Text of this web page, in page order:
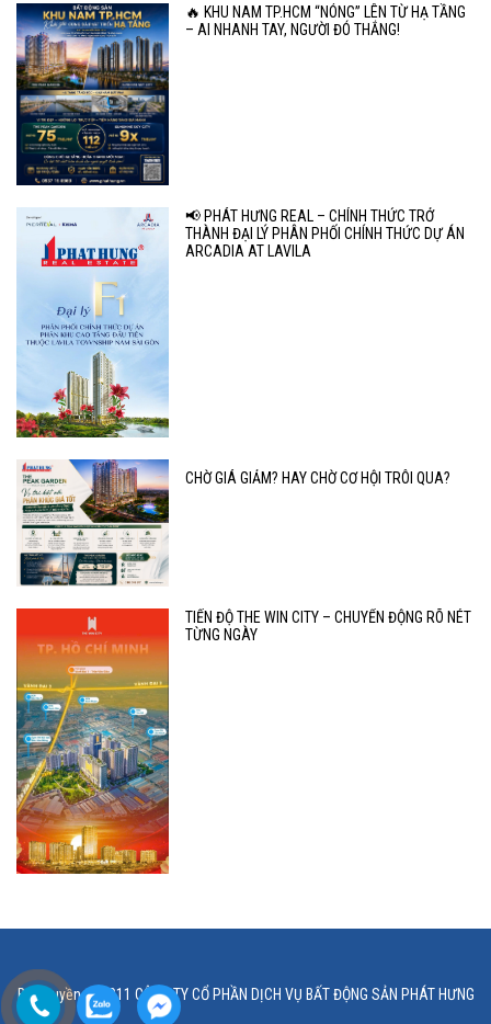
🔥 KHU NAM TP.HCM “NÓNG” LÊN TỪ HẠ TẦNG
– AI NHANH TAY, NGƯỜI ĐÓ THẮNG!
📢 PHÁT HƯNG REAL – CHÍNH THỨC TRỞ
THÀNH ĐẠI LÝ PHÂN PHỐI CHÍNH THỨC DỰ ÁN
ARCADIA AT LAVILA
CHỜ GIÁ GIẢM? HAY CHỜ CƠ HỘI TRÔI QUA?
TIẾN ĐỘ THE WIN CITY – CHUYỂN ĐỘNG RÕ NÉT
TỪNG NGÀY
Bản quyền © 2011 CÔNG TY CỔ PHẦN DỊCH VỤ BẤT ĐỘNG SẢN PHÁT HƯNG